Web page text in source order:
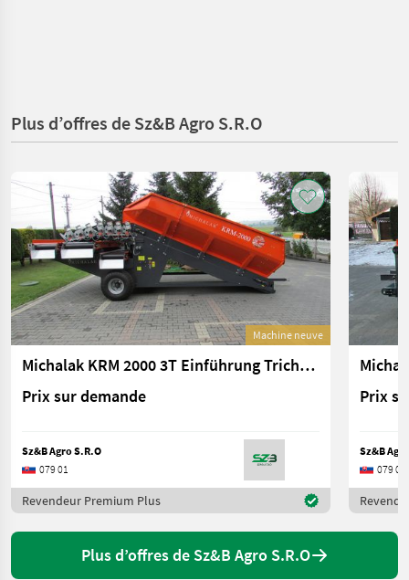
Plus d’offres de Sz&B Agro S.R.O
Machine neuve
Michalak KRM 2000 3T Einführung Trichter
Prix sur demande
Sz&B Agro S.R.O
079 01
Revendeur Premium Plus
Prix
Sz&B
079 01
Plus d’offres de Sz&B Agro S.R.O